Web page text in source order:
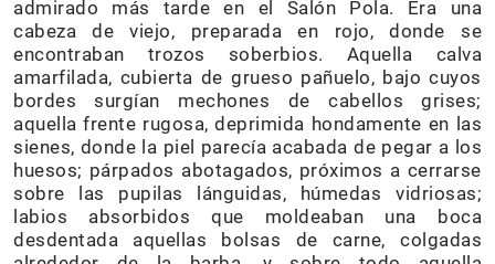
admirado más tarde en el Salón Pola. Era una
cabeza de viejo, preparada en rojo, donde se
encontraban trozos soberbios. Aquella calva
amarfilada, cubierta de grueso pañuelo, bajo cuyos
bordes surgían mechones de cabellos grises;
aquella frente rugosa, deprimida hondamente en las
sienes, donde la piel parecía acabada de pegar a los
huesos; párpados abotagados, próximos a cerrarse
sobre las pupilas lánguidas, húmedas vidriosas;
labios absorbidos que moldeaban una boca
desdentada aquellas bolsas de carne, colgadas